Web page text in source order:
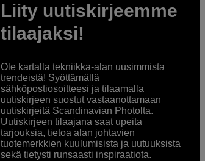
Liity uutiskirjeemme
tilaajaksi!
Ole kartalla tekniikka-alan uusimmista
trendeistä! Syöttämällä
sähköpostiosoitteesi ja tilaamalla
uutiskirjeen suostut vastaanottamaan
uutiskirjeitä Scandinavian Photolta.
Uutiskirjeen tilaajana saat upeita
tarjouksia, tietoa alan johtavien
tuotemerkkien kuulumisista ja uutuuksista
sekä tietysti runsaasti inspiraatiota.